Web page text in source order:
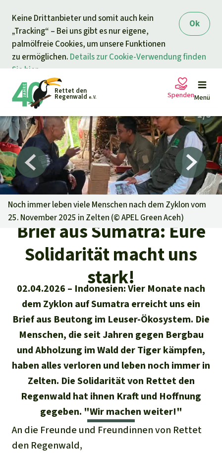
Ok
Keine Drittanbieter und somit auch kein
„Tracking“ – Bei uns gibt es nur eigene,
palmölfreie Cookies, um unsere Funktionen
zu ermöglichen. Details zur Cookie-Verwendung finden
Sie hier.
springen
Rettet den
Regenwald e. V. Menü
Petitionen
Projekte
Informieren
Aktuelles
Alle News
Kids
Newsletter­anmeldung
Unsere Themen
Der Regenwald
Klima
Biodiversität
Schutzgebiete
Palmöl
Biokraftstoff
Tropenholz
Regenwald Report
Aktuelle Ausgabe
01/2026
04/2025
03/2025
02/2025
01/2025
Erfolge
Über uns
Über uns
Der Verein
40 Jahre Vereins­geschichte
Häufige Fragen
Jahresberichte
Medien
Presse
Presse-Echo
Widget einbinden
Suche
Deutsch
English
Español
Français
Spenden
Ihre Spende hilft
Allgemeine Spende
Dringender Spendenaufruf
Regenwald-Urkunden
Fragen & Antworten
Testament
Spendenkonto
Rettet den
Regenwald e. V.
DE114306 0967 2025 0541 00
GENODEM1GLS
GLS Bank
IBAN kopieren
Spenden für ein Thema
Tierschutz
Spenden für eine Region
Noch immer leben viele Menschen nach dem Zyklon vom
25. November 2025 in Zelten (©APEL Green Aceh)
Brief aus Sumatra: Eure
Solidarität macht uns
stark!
02.04.2026
Indonesien: Vier Monate nach
dem Zyklon auf Sumatra erreicht uns ein
Brief aus Beutong im Leuser-Ökosystem. Die
Menschen, die seit Jahren gegen Bergbau
und Abholzung im Wald der Tiger kämpfen,
haben alles verloren und leben noch immer in
Zelten. Die Solidarität von Rettet den
Regenwald hat ihnen Kraft und Hoffnung
gegeben. "Wir machen weiter!"
An die Freunde und Freundinnen von Rettet
den Regenwald,